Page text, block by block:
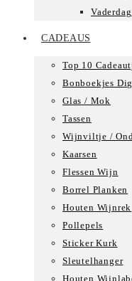
CADEAUS
Top 10
Bonboekjes
Glas / Mok
Tassen
Wijnviltje /
Kaarsen
Flessen Wijn
Borrel Planken
Houten Wijnrek
Pollepels
Sticker Kurk
Sleutelhanger
Houten